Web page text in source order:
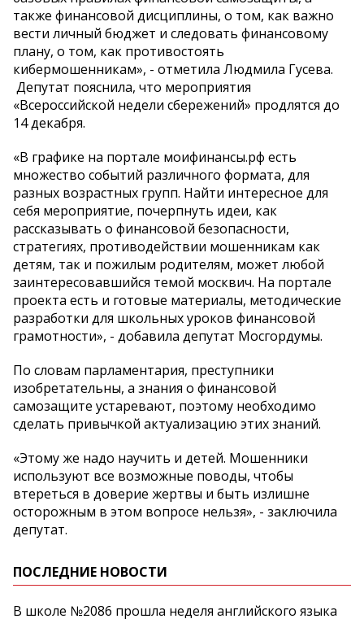
также финансовой дисциплины, о том, как важно
вести личный бюджет и следовать финансовому
плану, о том, как противостоять
кибермошенникам», - отметила Людмила Гусева.
Депутат пояснила, что мероприятия
«Всероссийской недели сбережений» продлятся до
14 декабря.
«В графике на портале моифинансы.рф есть
множество событий различного формата, для
разных возрастных групп. Найти интересное для
себя мероприятие, почерпнуть идеи, как
рассказывать о финансовой безопасности,
стратегиях, противодействии мошенникам как
детям, так и пожилым родителям, может любой
заинтересовавшийся темой москвич. На портале
проекта есть и готовые материалы, методические
разработки для школьных уроков финансовой
грамотности», - добавила депутат Мосгордумы.
По словам парламентария, преступники
изобретательны, а знания о финансовой
самозащите устаревают, поэтому необходимо
сделать привычкой актуализацию этих знаний.
«Этому же надо научить и детей. Мошенники
используют все возможные поводы, чтобы
втереться в доверие жертвы и быть излишне
осторожным в этом вопросе нельзя», - заключила
депутат.
ПОСЛЕДНИЕ НОВОСТИ
В школе №2086 прошла неделя английского языка